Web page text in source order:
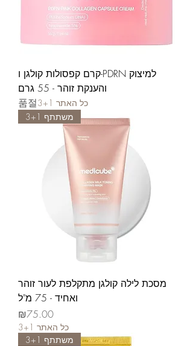
קרם קפסולות קולגן ו-PDRN למיצוק
והענקת זוהר - 55 גרם
품절
3+1 כל האתר
משתתף 3+1
מסכת לילה קולגן מתקלפת לעור זוהר
ואחיד - 75 מ"ל
가격
₪75.00
3+1 כל האתר
משתתף 3+1